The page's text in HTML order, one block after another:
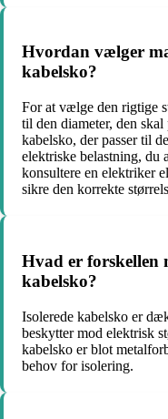
Hvordan vælger
kabelsko?
For at vælge den rigtige
til den diameter, den
kabelsko, der passer til
elektriske belastning, du
konsultere en elektriker
sikre den korrekte
Hvad er forskellen
kabelsko?
Isolerede kabelsko er
beskytter mod elektrisk
kabelsko er blot
behov for isolering.